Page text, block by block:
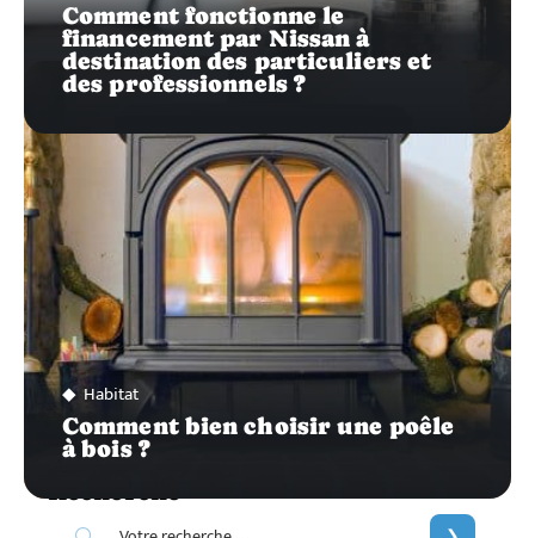
Comment fonctionne le
financement par Nissan à
destination des particuliers et
des professionnels ?
Habitat
Comment bien choisir une poêle
à bois ?
Recherche